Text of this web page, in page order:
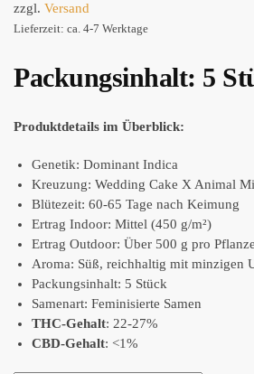
zzgl. Versand
Lieferzeit: ca. 4-7 Werktage
Packungsinhalt: 5
Produktdetails im Überblick:
Genetik: Dominant Indica
Kreuzung: Wedding Cake X Animal
Blütezeit: 60-65 Tage nach Keimung
Ertrag Indoor: Mittel (450 g/m²)
Ertrag Outdoor: Über 500 g pro Pflanze
Aroma: Süß, reichhaltig mit minzigen
Packungsinhalt: 5 Stück
Samenart: Feminisierte Samen
THC-Gehalt: 22-27%
CBD-Gehalt: <1%